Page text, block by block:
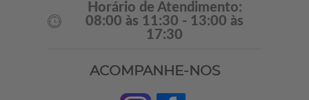
Horário de Atendimento:
08:00 às 11:30 - 13:00 às
17:30
ACOMPANHE-NOS